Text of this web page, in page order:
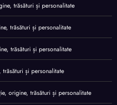
trăsături și personalitate
trăsături și personalitate
trăsături și personalitate
și personalitate
origine, trăsături și personalitate